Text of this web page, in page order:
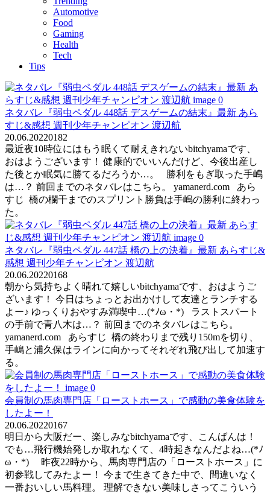
Automotive
Food
Gaming
Health
Tech
Tips
ネタバレ『弱虫ペダル 448話 デスゲームの結末』最新 あら
すじ&感想 週刊少年チャンピオン 渡辺航
20.06.20220182
最近夜10時位にはもう眠くて耐えきれないbitchyamaです、
おはようございます！ 健康的でいいんだけど、今後出産し
た後とか眠気に勝てるだろうか…。 勝利をもぎ取った手嶋
は…？ 前回までのネタバレはこちら。 yamanerd.com あら
すじ 橋の欄干までのスプリント勝負は手嶋の勝利に終わっ
た。
ネタバレ『弱虫ペダル 447話 橋の上の決着』最新 あらすじ&
感想 週刊少年チャンピオン 渡辺航
20.06.20220168
朝から気持ちよく晴れて嬉しいbitchyamaです、おはようご
ざいます！ 今日はちょっとお出かけして友達とランチする
よー♪ ゆっくりおやすみ満喫中…(*ﾉω・*) ラストスパート
の手前で青八木は…？ 前回までのネタバレはこちら。
yamanerd.com あらすじ 橋の終わりまで残り150mを切り、
手嶋と浦久保はラインに向かってそれぞれ飛び出して加速す
る。
会員制の馬肉専門店「ローストホース」で感動の美食体験を
したよー！
20.06.20220167
明日から大阪だー、楽しみなbitchyamaです、こんばんは！
でも…飛行機始発しか取れなくて、4時起きなんだよね…(*ﾉ
ω・*) 昨夜22時から、馬肉専門店の「ローストホース」に
初参戦してみたよー！ 今まで生きてきた中で、間違いなく
一番おいしい馬料理。 理解できない美味しさってこういう